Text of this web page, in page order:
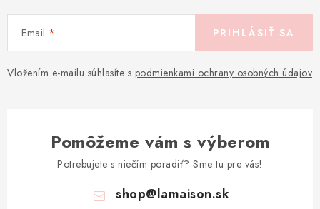
Email
Vložením e-mailu súhlasíte s podmienkami ochrany osobných údajov
PRIHLÁSIŤ SA
Pomôžeme vám s výberom
Potrebujete s niečím poradiť? Sme tu pre vás!
shop@lamaison.sk